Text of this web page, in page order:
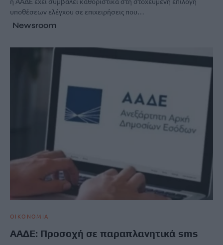
υποθέσεων ελέγχου σε επιχειρήσεις που…
Newsroom
ΟΙΚΟΝΟΜΙΑ
ΑΑΔΕ: Προσοχή σε παραπλανητικά sms